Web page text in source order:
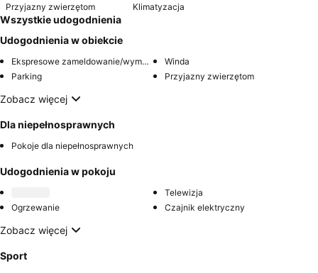
Przyjazny zwierzętom Klimatyzacja
Wszystkie udogodnienia
Udogodnienia w obiekcie
Ekspresowe zameldowanie/wymeldowanie
Winda
Parking
Przyjazny zwierzętom
Zobacz więcej
Dla niepełnosprawnych
Pokoje dla niepełnosprawnych
Udogodnienia w pokoju
Telewizja
Ogrzewanie
Czajnik elektryczny
Zobacz więcej
Sport